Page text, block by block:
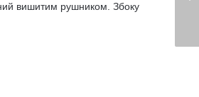
вишитим рушником. Збоку